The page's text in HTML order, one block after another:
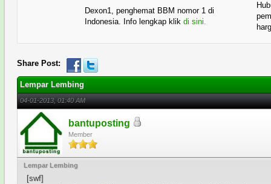
Dexon1, penghemat BBM nomor 1 di
Indonesia. Info lengkap klik di sini.
Share Post:
Lempar Lembing
04-01-2013, 01:40 AM
bantuposting
Member
Lempar Lembing
[swf]